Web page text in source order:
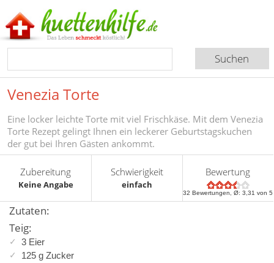
Venezia Torte
Eine locker leichte Torte mit viel Frischkäse. Mit dem Venezia
Torte Rezept gelingt Ihnen ein leckerer Geburtstagskuchen
der gut bei Ihren Gästen ankommt.
Zubereitung
Keine Angabe
Schwierigkeit
einfach
Bewertung
32 Bewertungen, Ø:3,31 von 5
Zutaten:
Teig:
3 Eier
125 g Zucker